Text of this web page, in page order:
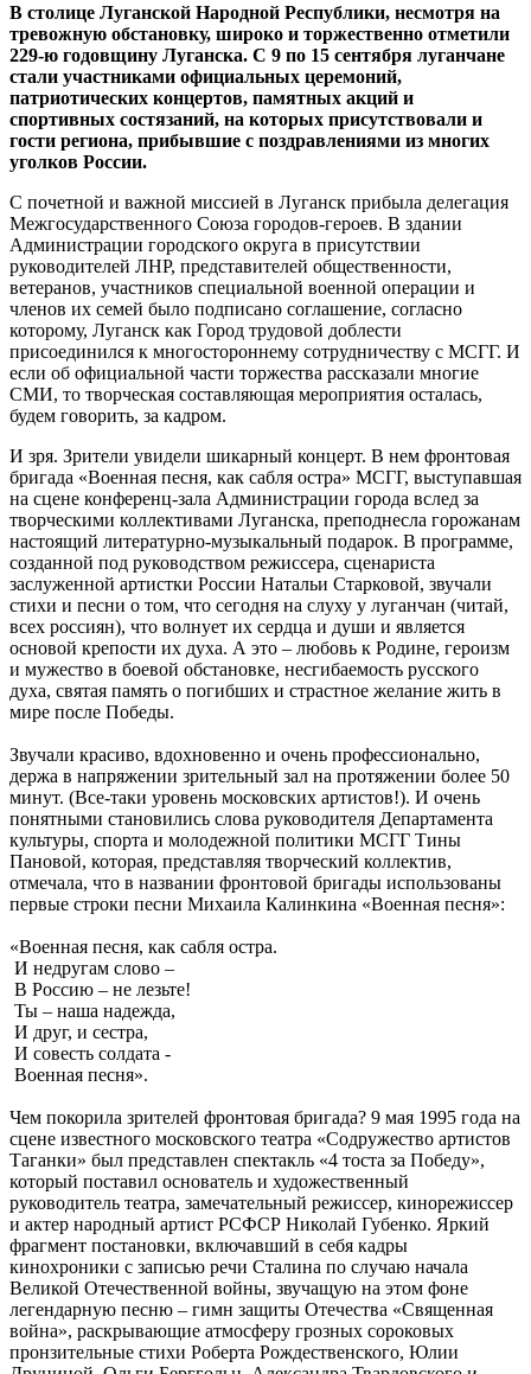
В столице Луганской Народной Республики, несмотря на
тревожную обстановку, широко и торжественно отметили
229-ю годовщину Луганска. С 9 по 15 сентября луганчане
стали участниками официальных церемоний,
патриотических концертов, памятных акций и
спортивных состязаний, на которых присутствовали и
гости региона, прибывшие с поздравлениями из многих
уголков России.
С почетной и важной миссией в Луганск прибыла делегация
Межгосударственного Союза городов-героев. В здании
Администрации городского округа в присутствии
руководителей ЛНР, представителей общественности,
ветеранов, участников специальной военной операции и
членов их семей было подписано соглашение, согласно
которому, Луганск как Город трудовой доблести
присоединился к многостороннему сотрудничеству с МСГГ. И
если об официальной части торжества рассказали многие
СМИ, то творческая составляющая мероприятия осталась,
будем говорить, за кадром.
И зря. Зрители увидели шикарный концерт. В нем фронтовая
бригада «Военная песня, как сабля остра» МСГГ, выступавшая
на сцене конференц-зала Администрации города вслед за
творческими коллективами Луганска, преподнесла горожанам
настоящий литературно-музыкальный подарок. В программе,
созданной под руководством режиссера, сценариста
заслуженной артистки России Натальи Старковой, звучали
стихи и песни о том, что сегодня на слуху у луганчан (читай,
всех россиян), что волнует их сердца и души и является
основой крепости их духа. А это – любовь к Родине, героизм
и мужество в боевой обстановке, несгибаемость русского
духа, святая память о погибших и страстное желание жить в
мире после Победы.
Звучали красиво, вдохновенно и очень профессионально,
держа в напряжении зрительный зал на протяжении более 50
минут. (Все-таки уровень московских артистов!). И очень
понятными становились слова руководителя Департамента
культуры, спорта и молодежной политики МСГГ Тины
Пановой, которая, представляя творческий коллектив,
отмечала, что в названии фронтовой бригады использованы
первые строки песни Михаила Калинкина «Военная песня»:
«Военная песня, как сабля остра.
И недругам слово –
В Россию – не лезьте!
Ты – наша надежда,
И друг, и сестра,
И совесть солдата -
Военная песня».
Чем покорила зрителей фронтовая бригада? 9 мая 1995 года на
сцене известного московского театра «Содружество артистов
Таганки» был представлен спектакль «4 тоста за Победу»,
который поставил основатель и художественный
руководитель театра, замечательный режиссер, кинорежиссер
и актер народный артист РСФСР Николай Губенко. Яркий
фрагмент постановки, включавший в себя кадры
кинохроники с записью речи Сталина по случаю начала
Великой Отечественной войны, звучащую на этом фоне
легендарную песню – гимн защиты Отечества «Священная
война», раскрывающие атмосферу грозных сороковых
пронзительные стихи Роберта Рождественского, Юлии